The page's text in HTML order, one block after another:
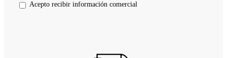
Acepto recibir información comercial